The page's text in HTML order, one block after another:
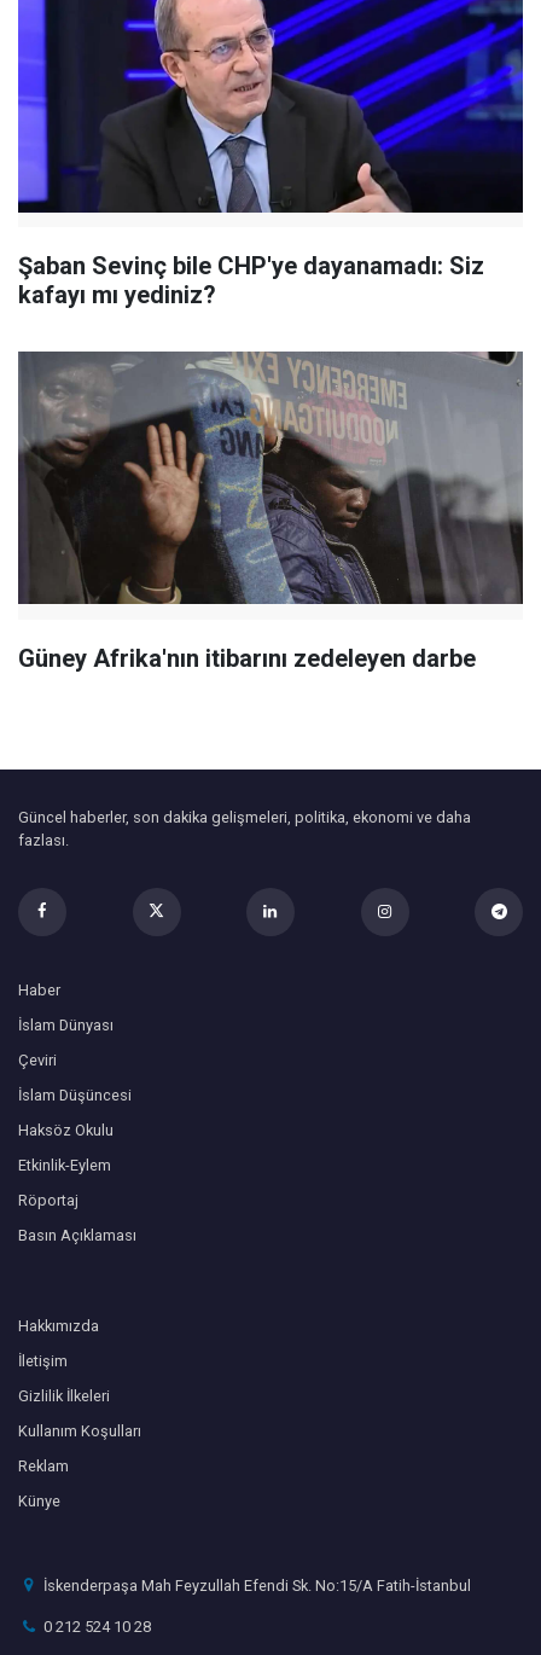
Şaban Sevinç bile CHP'ye dayanamadı: Siz
kafayı mı yediniz?
Güney Afrika'nın itibarını zedeleyen darbe
Güncel haberler, son dakika gelişmeleri, politika, ekonomi ve daha
fazlası.
Haber
İslam Dünyası
Çeviri
İslam Düşüncesi
Haksöz Okulu
Etkinlik-Eylem
Röportaj
Basın Açıklaması
Hakkımızda
İletişim
Gizlilik İlkeleri
Kullanım Koşulları
Reklam
Künye
İskenderpaşa Mah Feyzullah Efendi Sk. No:15/A Fatih-İstanbul
0 212 524 10 28